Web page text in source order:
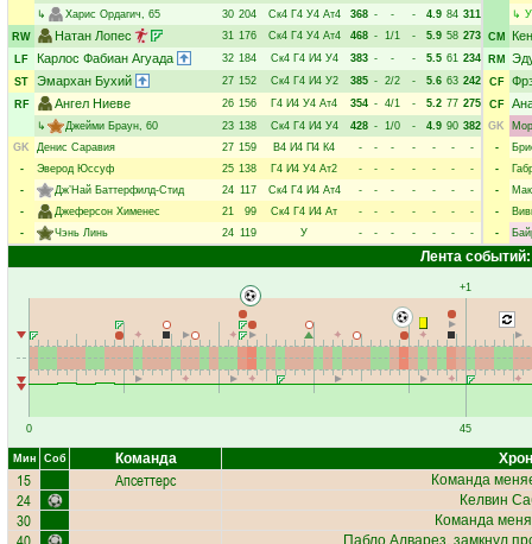
↳
Харис Ордагич, 65 30 204 Ск4 Г4 У4 Ат4 368 - - - 4.9 84 311
RW
Натан Лопес 31 176 Ск4 Г4 У4 Ат4 468 - 1/1 - 5.9 58 273
LF
Карлос Фабиан Агуада 32 184 Ск4 Г4 И4 У4 383 - - - 5.5 61 234
ST
Эмархан Бухий 27 152 Ск4 Г4 И4 У2 385 - 2/2 - 5.6 63 242
RF
Ангел Ниеве 26 156 Г4 И4 У4 Ат4 354 - 4/1 - 5.2 77 275
↳
Джейми Браун, 60 23 138 Ск4 Г4 И4 У4 428 - 1/0 - 4.9 90 382
GK
Денис Саравия 27 159 В4 И4 П4 К4 - - - - - -
-
-
Эверод Юссуф 25 138 Г4 И4 У4 Ат2 - - - - - -
-
-
Дж’Най Баттерфилд-Стид 24 117 Ск4 Г4 И4 Ат4 - - - - - -
-
-
Джеферсон Хименес 21 99 Ск4 Г4 И4 Ат - - - - - -
-
-
Чэнь Линь 24 119 У - - - - - - -
↳
CM
RM
CF
CF
GK
-
-
-
-
-
Лента событий:
0
+1
45
Мин Соб Команда
15 Апсеттерс Команда
24 Келвин
30 Команда
Пабло Алварез, замкнул